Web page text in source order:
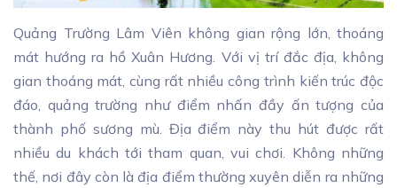
Quảng Trường Lâm Viên không gian rộng lớn, thoáng
mát hướng ra hồ Xuân Hương. Với vị trí đắc địa, không
gian thoáng mát, cùng rất nhiều công trình kiến trúc độc
đáo, quảng trường như điểm nhấn đầy ấn tượng của
thành phố sương mù. Địa điểm này thu hút được rất
nhiều du khách tới tham quan, vui chơi. Không những
thế, nơi đây còn là địa điểm thường xuyên diễn ra những